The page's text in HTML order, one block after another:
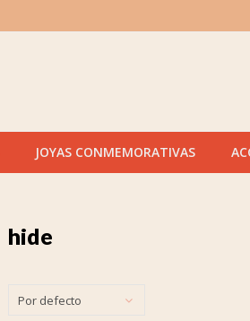
JOYAS CONMEMORATIVAS
hide
Por defecto